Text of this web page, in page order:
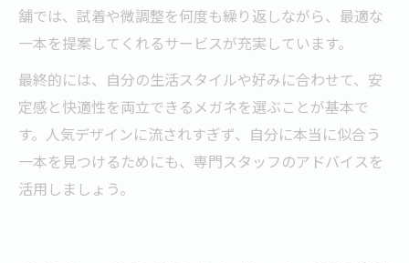
舗では、試着や微調整を何度も繰り返しながら、最適な
一本を提案してくれるサービスが充実しています。
最終的には、自分の生活スタイルや好みに合わせて、安
定感と快適性を両立できるメガネを選ぶことが基本で
す。人気デザインに流されすぎず、自分に本当に似合う
一本を見つけるためにも、専門スタッフのアドバイスを
活用しましょう。